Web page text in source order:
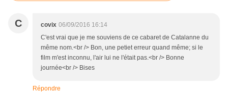
C covix 06/09/2016 16:14
C'est vrai que je me souviens de ce cabaret de Catalanne du
même nom.<br /> Bon, une petiet erreur quand même; si le
film m'est inconnu, l'air lui ne l'était pas.<br /> Bonne
journée<br /> Bises
Répondre